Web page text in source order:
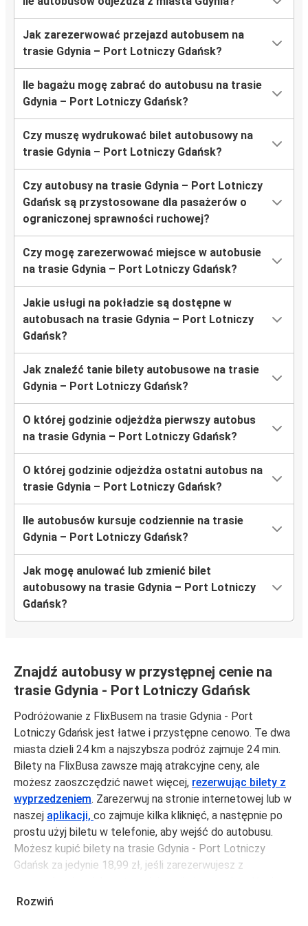
Jak zarezerwować przejazd autobusem na
trasie Gdynia – Port Lotniczy Gdańsk?
Ile bagażu mogę zabrać do autobusu na trasie
Gdynia – Port Lotniczy Gdańsk?
Czy muszę wydrukować bilet autobusowy na
trasie Gdynia – Port Lotniczy Gdańsk?
Czy autobusy na trasie Gdynia – Port Lotniczy
Gdańsk są przystosowane dla pasażerów o
ograniczonej sprawności ruchowej?
Czy mogę zarezerwować miejsce w autobusie
na trasie Gdynia – Port Lotniczy Gdańsk?
Jakie usługi na pokładzie są dostępne w
autobusach na trasie Gdynia – Port Lotniczy
Gdańsk?
Jak znaleźć tanie bilety autobusowe na trasie
Gdynia – Port Lotniczy Gdańsk?
O której godzinie odjeżdża pierwszy autobus
na trasie Gdynia – Port Lotniczy Gdańsk?
O której godzinie odjeżdża ostatni autobus na
trasie Gdynia – Port Lotniczy Gdańsk?
Ile autobusów kursuje codziennie na trasie
Gdynia – Port Lotniczy Gdańsk?
Jak mogę anulować lub zmienić bilet
autobusowy na trasie Gdynia – Port Lotniczy
Gdańsk?
Znajdź autobusy w przystępnej cenie na
trasie Gdynia - Port Lotniczy Gdańsk
Podróżowanie z FlixBusem na trasie Gdynia - Port
Lotniczy Gdańsk jest łatwe i przystępne cenowo. Te dwa
miasta dzieli 24 km a najszybsza podróż zajmuje 24 min.
Bilety na FlixBusa zawsze mają atrakcyjne ceny, ale
możesz zaoszczędzić nawet więcej, rezerwując bilety z
wyprzedzeniem. Zarezerwuj na stronie internetowej lub w
naszej aplikacji, co zajmuje kilka kliknięć, a następnie po
prostu użyj biletu w telefonie, aby wejść do autobusu.
Możesz kupić bilety na trasie Gdynia - Port Lotniczy
Gdańsk za jedynie 18,99 zł, jeśli zarezerwujesz z
świąt. Aby podróżować szybko, łatwo i zadbać o
Rozwiń